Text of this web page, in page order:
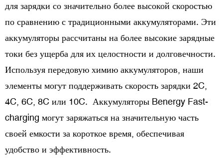
для зарядки со значительно более высокой скоростью
по сравнению с традиционными аккумуляторами. Эти
аккумуляторы рассчитаны на более высокие зарядные
токи без ущерба для их целостности и долговечности.
Используя передовую химию аккумуляторов, наши
элементы могут поддерживать скорость зарядки 2C,
4C, 6C, 8C или 10C. Аккумуляторы Benergy Fast-
charging могут заряжаться на значительную часть
своей емкости за короткое время, обеспечивая
удобство и эффективность.